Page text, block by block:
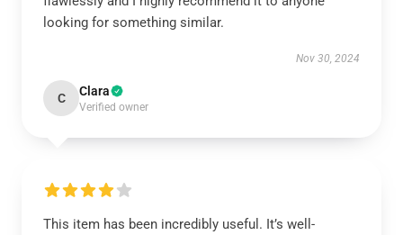
looking for something similar.
Nov 30, 2024
C Clara
Verified owner
This item has been incredibly useful. It’s well-